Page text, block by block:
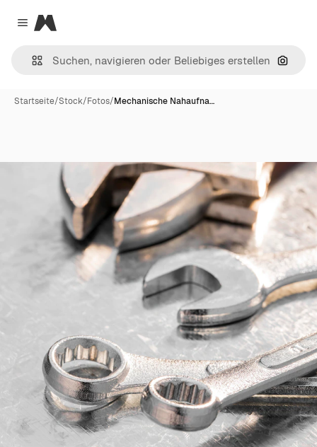
Close menu
Magnific
Nach
Startseite/Stock/Fotos/Mechanische Nahaufna…